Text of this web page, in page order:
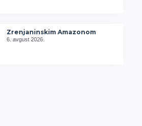
Zrenjaninskim Amazonom
6. avgust 2026.